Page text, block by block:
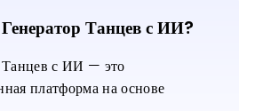
Танцев с ИИ?
Танцев с ИИ — это
платформа на основе